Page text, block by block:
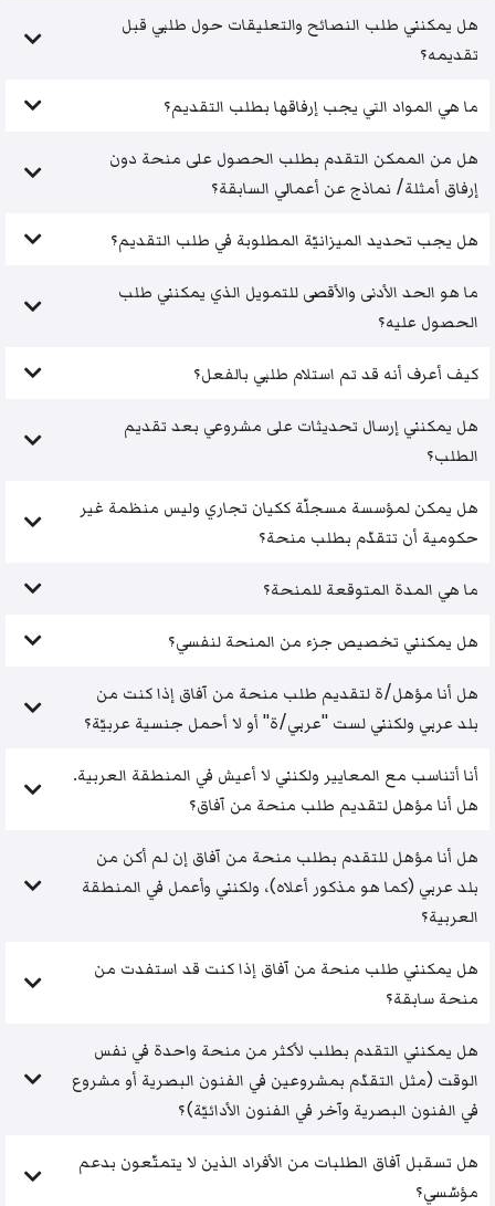
هل يمكنني طلب النصائح والتعليقات حول طلبي قبل
تقديمه؟
ما هي المواد التي يجب إرفاقها بطلب التقديم؟
هل من الممكن التقدم بطلب الحصول على منحة دون
إرفاق أمثلة/ نماذج عن أعمالي السابقة؟
هل يجب تحديد الميزانيّة المطلوبة في طلب التقديم؟
ما هو الحد الأدنى والأقصى للتمويل الذي يمكنني طلب
الحصول عليه؟
كيف أعرف أنه قد تم استلام طلبي بالفعل؟
هل يمكنني إرسال تحديثات على مشروعي بعد تقديم
الطلب؟
هل يمكن لمؤسسة مسجلّة ككيان تجاري وليس منظمة غير
حكومية أن تتقدّم بطلب منحة؟
ما هي المدة المتوقعة للمنحة؟
هل يمكنني تخصيص جزء من المنحة لنفسي؟
هل أنا مؤهل/ة لتقديم طلب منحة من آفاق إذا كنت من
بلد عربي ولكنني لست "عربي/ة" أو لا أحمل جنسية عربيّة؟
أنا أتناسب مع المعايير ولكنني لا أعيش في المنطقة العربية.
هل أنا مؤهل لتقديم طلب منحة من آفاق؟
هل أنا مؤهل للتقدم بطلب منحة من آفاق إن لم أكن من
بلد عربي (كما هو مذكور أعلاه)، ولكنني وأعمل في المنطقة
العربية؟
هل يمكنني طلب منحة من آفاق إذا كنت قد استفدت من
منحة سابقة؟
هل يمكنني التقدم بطلب لأكثر من منحة واحدة في نفس
الوقت (مثل التقدّم بمشروعين في الفنون البصرية أو مشروع
في الفنون البصرية وآخر في الفنون الأدائيّة)؟
هل تسقبل آفاق الطلبات من الأفراد الذين لا يتمتّعون بدعم
مؤسّسي؟